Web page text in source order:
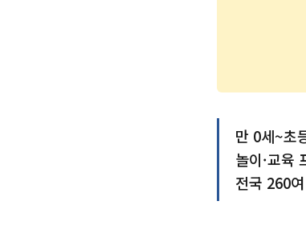
만 0세~초
놀이·교육
전국 260